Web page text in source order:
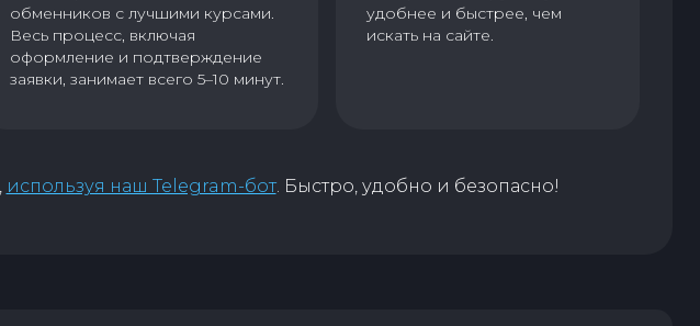
обменников с лучшими курсами.
Весь процесс, включая
оформление и подтверждение
заявки, занимает всего 5–10 минут.
удобнее и быстрее, чем
искать на сайте.
используя наш Telegram-бот. Быстро, удобно и безопасно!